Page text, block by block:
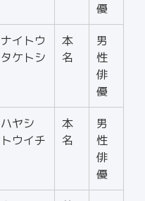
優
ナイトウ
タケトシ
本
名
男
性
俳
優
ハヤシ
トウイチ
本
名
男
性
俳
優